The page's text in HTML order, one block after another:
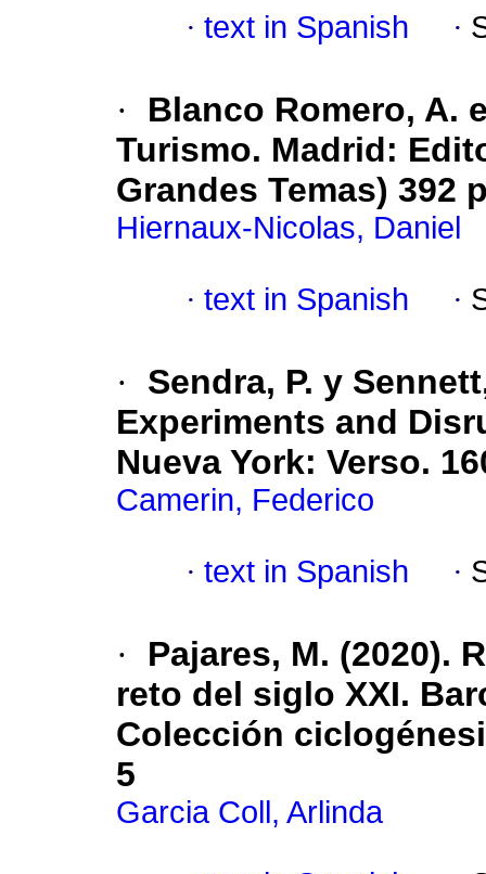
· text in Spanish ·
·
Blanco Romero, A.
Turismo. Madrid:
Grandes Temas) 392
Hiernaux-Nicolas, Daniel
· text in Spanish ·
·
Sendra, P. y
Experiments and
Nueva York: Verso.
Camerin, Federico
· text in Spanish ·
·
Pajares, M. (2020).
reto del siglo XXI.
Colección
5
Garcia Coll, Arlinda